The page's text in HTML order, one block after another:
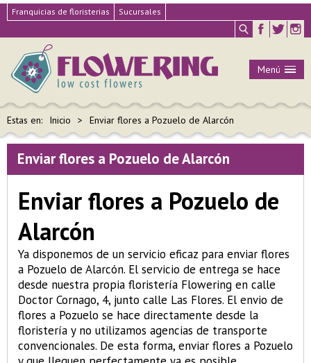
Franquicias de floristerias Sucursales
Menú
Estas en: Inicio Enviar flores a Pozuelo de Alarcón
Enviar flores a Pozuelo de Alarcón
Enviar flores a Pozuelo de
Alarcón
Ya disponemos de un servicio eficaz para enviar flores
a Pozuelo de Alarcón. El servicio de entrega se hace
desde nuestra propia floristería Flowering en calle
Doctor Cornago, 4, junto calle Las Flores. El envio de
flores a Pozuelo se hace directamente desde la
floristería y no utilizamos agencias de transporte
convencionales. De esta forma, enviar flores a Pozuelo